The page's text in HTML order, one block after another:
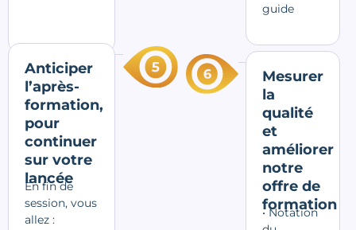
guide
Anticiper
l’après-
formation,
pour
continuer
sur votre
lancée
En fin de
session, vous
allez :
Mesurer
la
qualité
et
améliorer
notre
offre de
formation
• Notation